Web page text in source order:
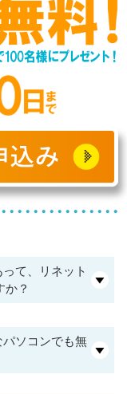
て、リネット
か？
ソコンでも無